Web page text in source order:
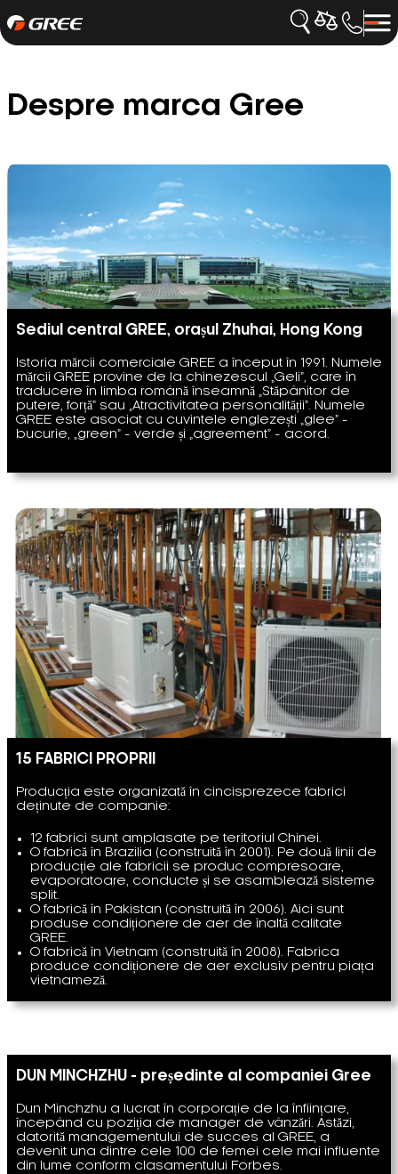
Despre marca Gree
Sediul central GREE, orașul Zhuhai, Hong Kong
Istoria mărcii comerciale GREE a început în 1991. Numele
mărcii GREE provine de la chinezescul „Geli”, care în
traducere în limba română înseamnă „Stăpânitor de
putere, forță” sau „Atractivitatea personalității”. Numele
GREE este asociat cu cuvintele englezești „glee” -
bucurie, „green” - verde și „agreement” - acord.
15 FABRICI PROPRII
Producția este organizată în cincisprezece fabrici
deținute de companie:
12 fabrici sunt amplasate pe teritoriul Chinei.
O fabrică în Brazilia (construită în 2001). Pe două linii de
producție ale fabricii se produc compresoare,
evaporatoare, conducte și se asamblează sisteme
split.
O fabrică în Pakistan (construită în 2006). Aici sunt
produse condiționere de aer de înaltă calitate
GREE.
O fabrică în Vietnam (construită în 2008). Fabrica
produce condiționere de aer exclusiv pentru piața
vietnameză.
DUN MINCHZHU - președinte al companiei Gree
Dun Minchzhu a lucrat în corporație de la înființare,
începând cu poziția de manager de vânzări. Astăzi,
datorită managementului de succes al GREE, a
devenit una dintre cele 100 de femei cele mai influente
din lume conform clasamentului Forbes.